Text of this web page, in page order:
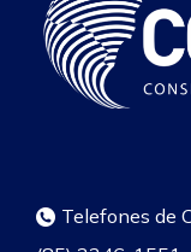
Telefones de